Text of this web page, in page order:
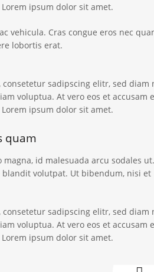
ipsum dolor sit amet.
vehicula. Cras congue eros nec
lobortis erat.
consetetur sadipscing elitr, sed
voluptua. At vero eos et
ipsum dolor sit amet.
quam
id malesuada arcu sodales
volutpat. Ut bibendum, nisi
consetetur sadipscing elitr, sed
voluptua. At vero eos et
ipsum dolor sit amet.